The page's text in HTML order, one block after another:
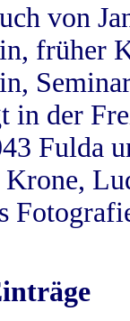
von
früher
in der
Fulda